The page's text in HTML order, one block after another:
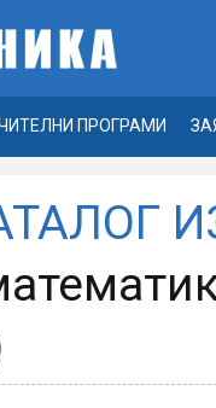
ПРОГРАМИ